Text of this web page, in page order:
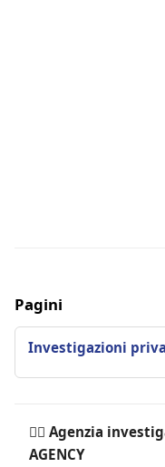
Pagini
Investigazioni
🕵️‍♂ Agenzia
AGENCY